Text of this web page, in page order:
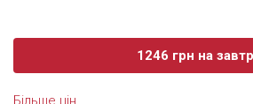
1246 грн на
Більше цін